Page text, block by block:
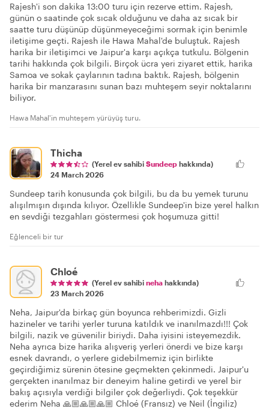
Rajesh'i son dakika 13:00 turu için rezerve ettim. Rajesh,
günün o saatinde çok sıcak olduğunu ve daha az sıcak bir
saatte turu düşünüp düşünmeyeceğimi sormak için benimle
iletişime geçti. Rajesh ile Hawa Mahal'de buluştuk. Rajesh
harika bir iletişimci ve Jaipur'a karşı açıkça tutkulu. Bölgenin
tarihi hakkında çok bilgili. Birçok ücra yeri ziyaret ettik, harika
Samoa ve sokak çaylarının tadına baktık. Rajesh, bölgenin
harika bir manzarasını sunan bazı muhteşem seyir noktalarını
biliyor.
Hawa Mahal'in muhteşem yürüyüş turu.
Thicha
(Yerel ev sahibi Sundeep hakkında)
24 March 2026
Sundeep tarih konusunda çok bilgili, bu da bu yemek turunu
alışılmışın dışında kılıyor. Özellikle Sundeep'in bize yerel halkın
en sevdiği tezgahları göstermesi çok hoşumuza gitti!
Eğlenceli bir tur
Chloé
(Yerel ev sahibi neha hakkında)
23 March 2026
Neha, Jaipur'da birkaç gün boyunca rehberimizdi. Gizli
hazineler ve tarihi yerler turuna katıldık ve inanılmazdı!!! Çok
bilgili, nazik ve güvenilir biriydi. Daha iyisini isteyemezdik.
Neha ayrıca bize harika alışveriş yerleri önerdi ve bize karşı
esnek davrandı, o yerlere gidebilmemiz için birlikte
geçirdiğimiz sürenin ötesine geçmekten çekinmedi. Jaipur'u
gerçekten inanılmaz bir deneyim haline getirdi ve yerel bir
bakış açısıyla verdiği bilgiler çok değerliydi. Çok teşekkür
ederim Neha 🙏🏼🙏🏼🙏🏼 Chloé (Fransız) ve Neil (İngiliz)